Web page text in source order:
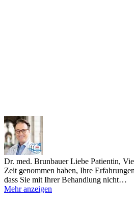
Dr. med. BrunbauerLiebe Patientin,
Zeit genommen haben, Ihre
dass Sie mit Ihrer Behandlung nicht…
Mehr anzeigen